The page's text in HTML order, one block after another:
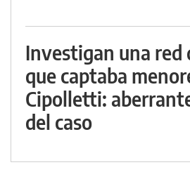
Investigan una red
que captaba
Cipolletti:
del caso